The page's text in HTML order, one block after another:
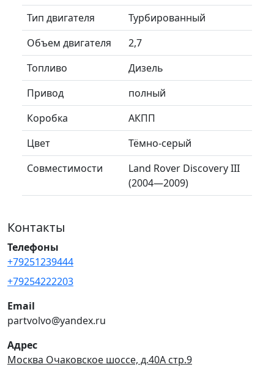
Тип двигателя
Турбированный
Объем двигателя
2,7
Топливо
Дизель
Привод
полный
Коробка
АКПП
Цвет
Тёмно-серый
Совместимости
Land Rover Discovery III
(2004—2009)
Контакты
Телефоны
+79251239444
+79254222203
Email
partvolvo@yandex.ru
Адрес
Москва Очаковское шоссе, д.40А стр.9